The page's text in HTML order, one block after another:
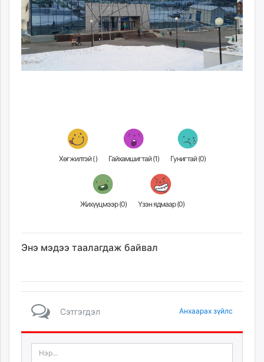
Хөгжилтэй () Гайхамшигтай (1) Гунигтай (0)
Жихүүцмээр (0) Үзэн ядмаар (0)
Энэ мэдээ таалагдаж байвал
Сэтгэгдэл Анхаарах зүйлс